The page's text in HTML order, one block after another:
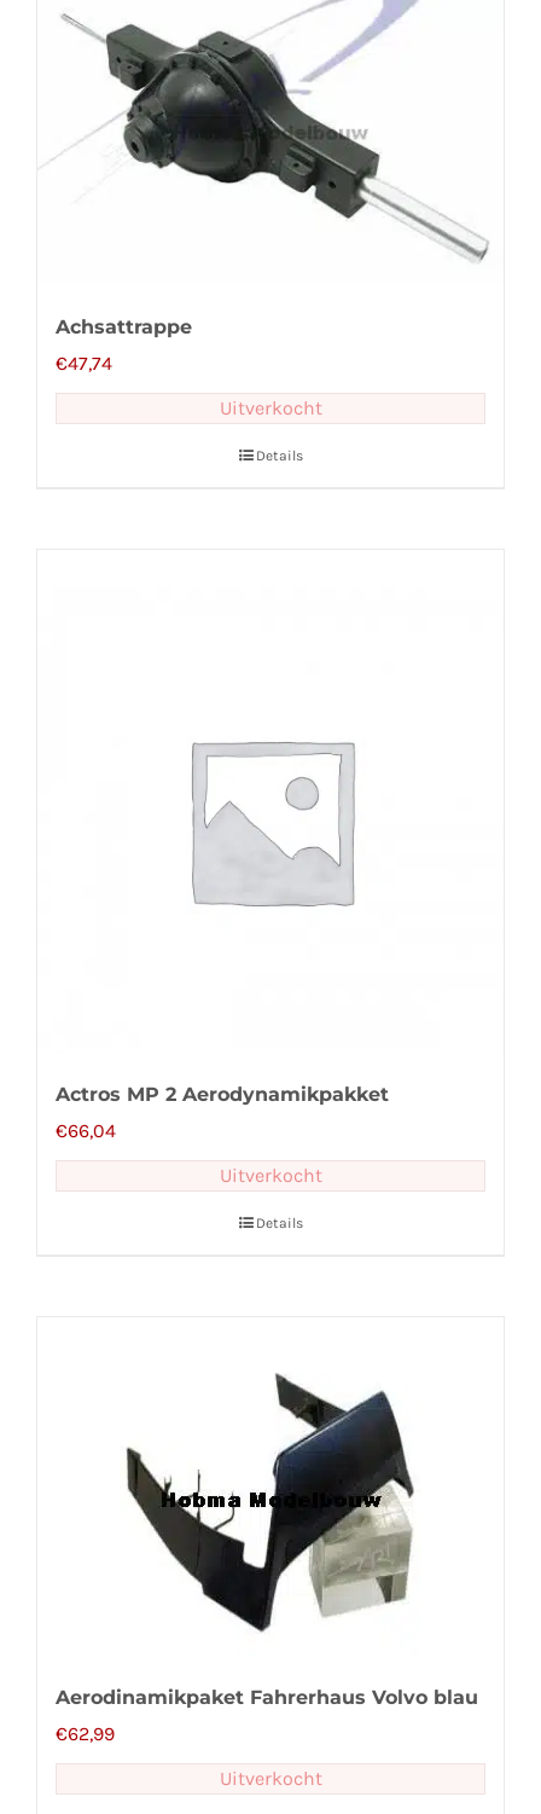
Achsattrappe
€47,74
Uitverkocht
Details
Actros MP 2 Aerodynamikpakket
€66,04
Uitverkocht
Details
Aerodinamikpaket Fahrerhaus Volvo blau
€62,99
Uitverkocht